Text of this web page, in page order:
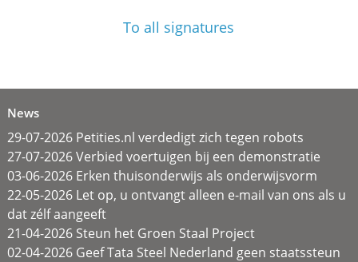
To all signatures
News
29-07-2026 Petities.nl verdedigt zich tegen robots
27-07-2026 Verbied voertuigen bij een demonstratie
03-06-2026 Erken thuisonderwijs als onderwijsvorm
22-05-2026 Let op, u ontvangt alleen e-mail van ons als u
dat zélf aangeeft
21-04-2026 Steun het Groen Staal Project
02-04-2026 Geef Tata Steel Nederland geen staatssteun